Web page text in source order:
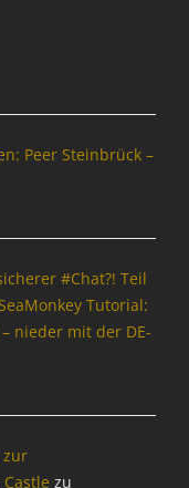
Peer Steinbrück –
#Chat?! Teil
SeaMonkey Tutorial:
nieder mit der DE-
zur
zu